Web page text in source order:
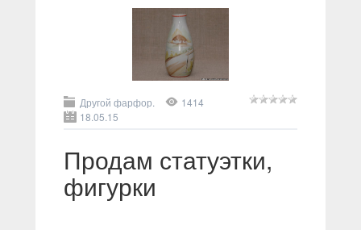
Другой фарфор.
1414
18.05.15
Продам статуэтки,
фигурки